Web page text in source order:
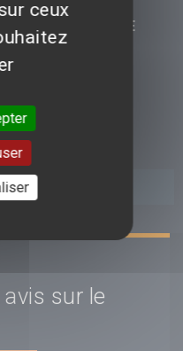
CETTE VIDÉO DE
sur le
ceux